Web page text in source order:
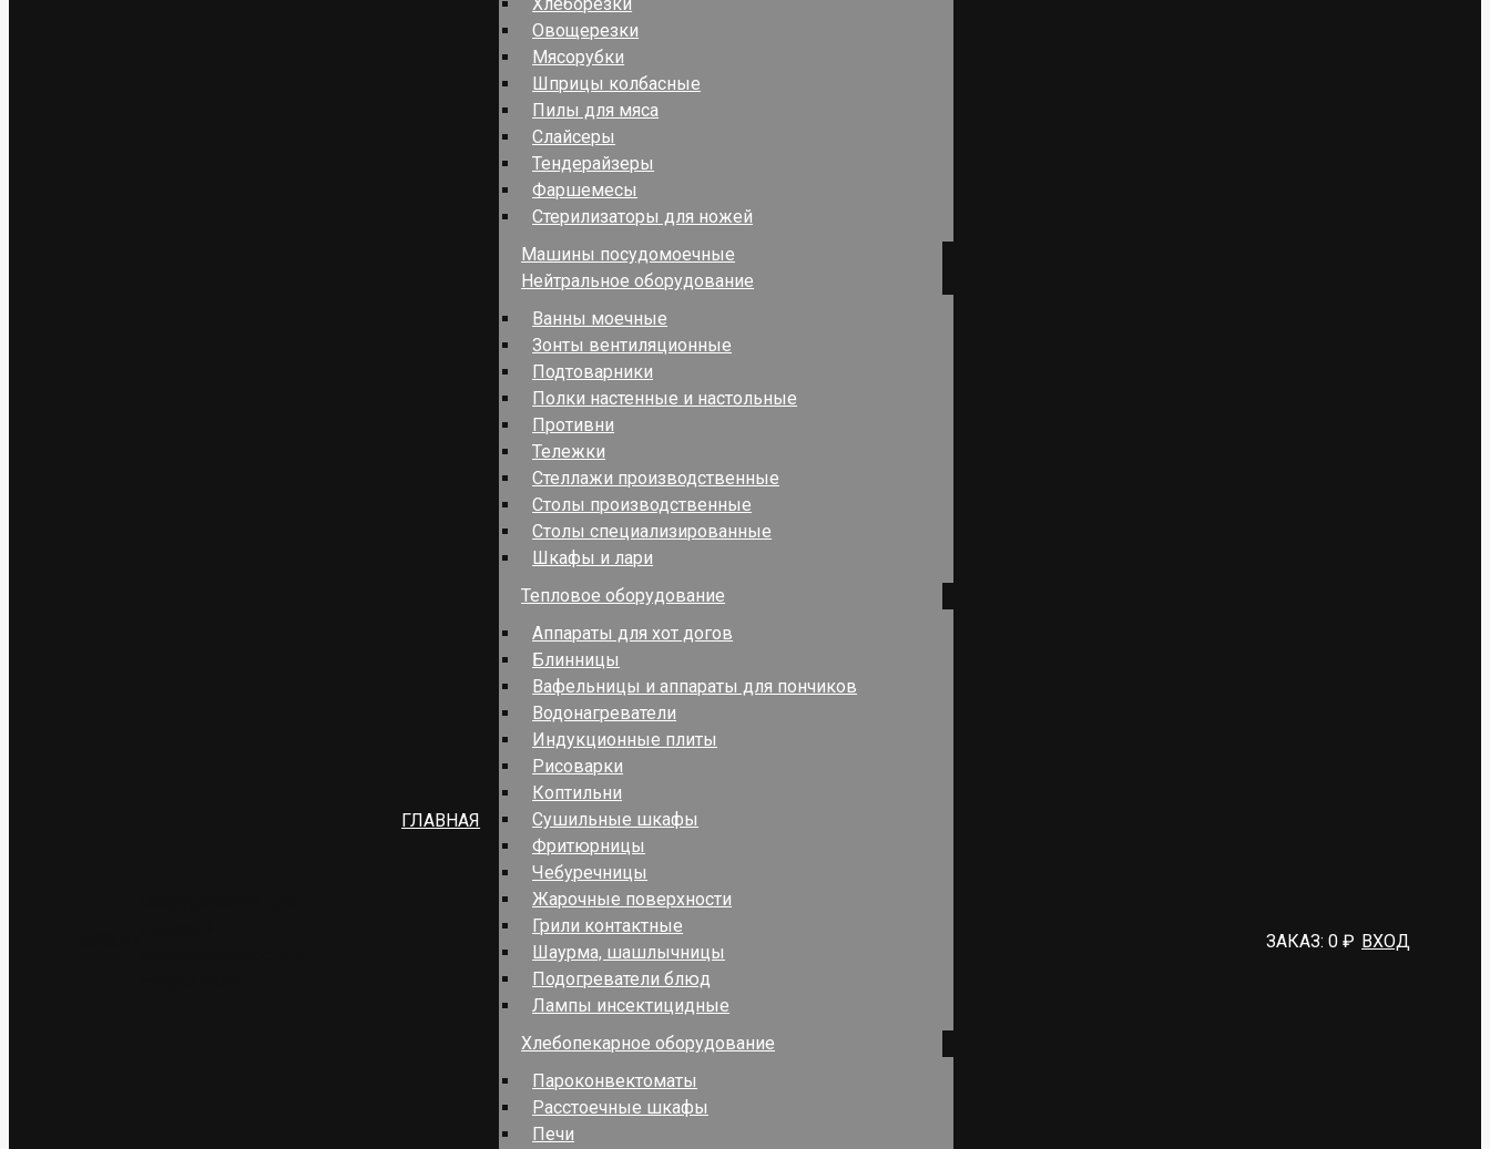
ГЛАВНАЯ
Овощерезки
Мясорубки
Шприцы колбасные
Пилы для мяса
Слайсеры
Тендерайзеры
Фаршемесы
Стерилизаторы для ножей
Машины посудомоечные
Нейтральное оборудование
Ванны моечные
Зонты вентиляционные
Подтоварники
Полки настенные и настольные
Противни
Тележки
Стеллажи производственные
Столы производственные
Столы специализированные
Шкафы и лари
Тепловое оборудование
Аппараты для хот догов
Блинницы
Вафельницы и аппараты для пончиков
Водонагреватели
Индукционные плиты
Рисоварки
Коптильни
Сушильные шкафы
Фритюрницы
Чебуречницы
Жарочные поверхности
Грили контактные
Шаурма, шашлычницы
Подогреватели блюд
Лампы инсектицидные
Хлебопекарное оборудование
Пароконвектоматы
Расстоечные шкафы
Печи
ЗАКАЗ:0₽ ВХОД